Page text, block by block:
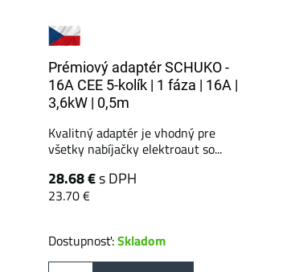
Prémiový adaptér SCHUKO -
16A CEE 5-kolík | 1 fáza | 16A |
3,6kW | 0,5m
Kvalitný adaptér je vhodný pre
všetky nabíjačky elektroaut so...
28.68 €s DPH
23.70 €
Dostupnosť:Skladom